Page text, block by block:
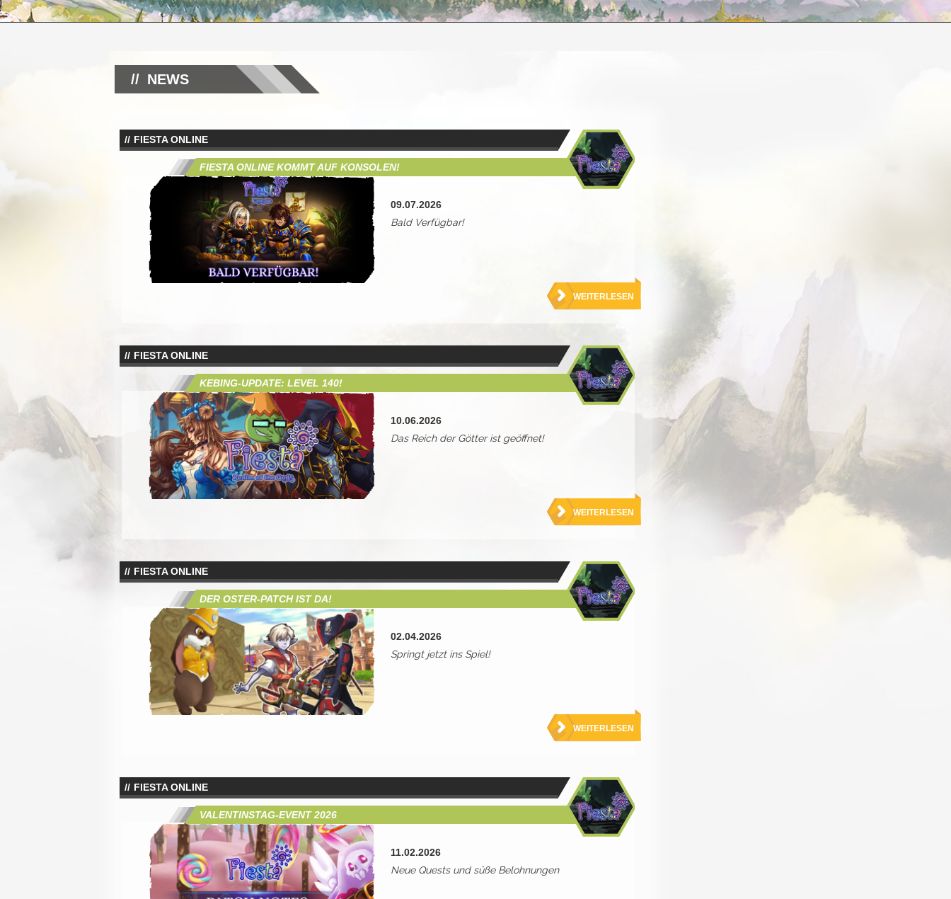
NEWS
FIESTA ONLINE
FIESTA ONLINE KOMMT AUF KONSOLEN!
09.07.2026
Bald Verfügbar!
WEITERLESEN
FIESTA ONLINE
KEBING-UPDATE: LEVEL 140!
10.06.2026
Das Reich der Götter ist geöffnet!
WEITERLESEN
FIESTA ONLINE
DER OSTER-PATCH IST DA!
02.04.2026
Springt jetzt ins Spiel!
WEITERLESEN
FIESTA ONLINE
VALENTINSTAG-EVENT 2026
11.02.2026
Neue Quests und süße Belohnungen